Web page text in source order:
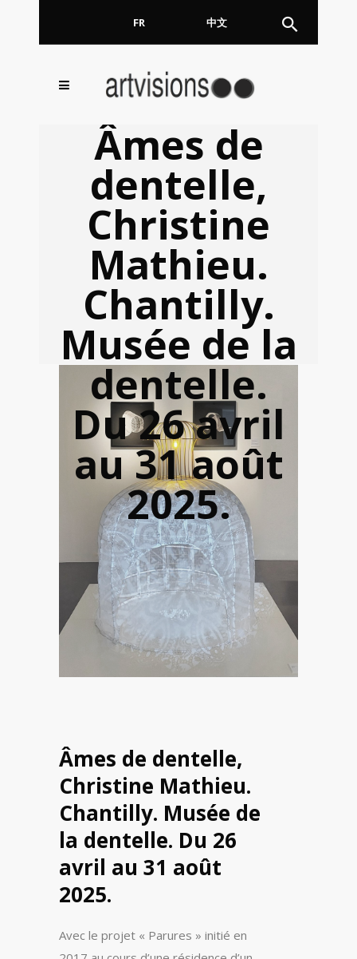
FR 中文
Âmes de
dentelle,
Christine
Mathieu.
Chantilly.
Musée de la
dentelle.
Du 26 avril
au 31 août
2025.
Âmes de dentelle,
Christine Mathieu.
Chantilly. Musée de
la dentelle. Du 26
avril au 31 août
2025.
Avec le projet « Parures » initié en
Inscrivez-vous à notre
Newsletter !
En continuant, vous acceptez de nous communiquer
votre adresse email pour l’envoi de la Newsletter. En
aucun cas elle ne sera transmise à un tiers.